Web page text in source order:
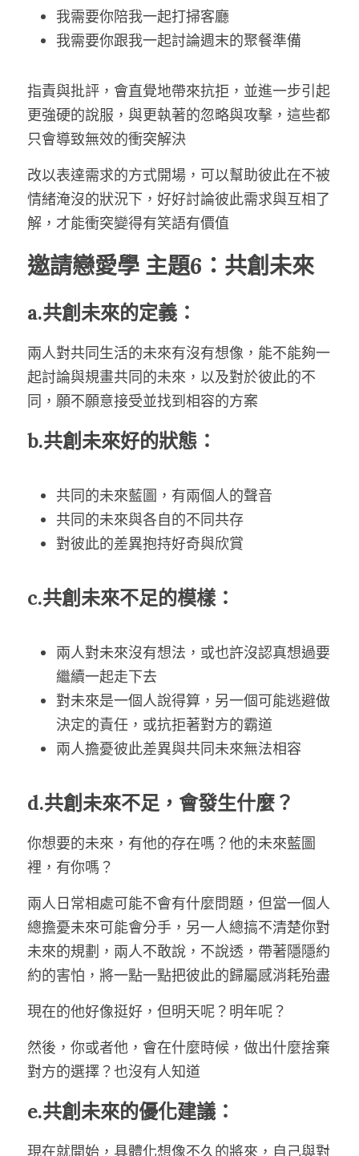
我需要你陪我一起打掃客廳
我需要你跟我一起討論週末的聚餐準備
指責與批評，會直覺地帶來抗拒，並進一步引起
更強硬的說服，與更執著的忽略與攻擊，這些都
只會導致無效的衝突解決
改以表達需求的方式開場，可以幫助彼此在不被
情緒淹沒的狀況下，好好討論彼此需求與互相了
解，才能衝突變得有笑語有價值
邀請戀愛學 主題6：共創未來
a.共創未來的定義：
兩人對共同生活的未來有沒有想像，能不能夠一
起討論與規畫共同的未來，以及對於彼此的不
同，願不願意接受並找到相容的方案
b.共創未來好的狀態：
共同的未來藍圖，有兩個人的聲音
共同的未來與各自的不同共存
對彼此的差異抱持好奇與欣賞
c.共創未來不足的模樣：
兩人對未來沒有想法，或也許沒認真想過要
繼續一起走下去
對未來是一個人說得算，另一個可能逃避做
決定的責任，或抗拒著對方的霸道
兩人擔憂彼此差異與共同未來無法相容
d.共創未來不足，會發生什麼？
你想要的未來，有他的存在嗎？他的未來藍圖
裡，有你嗎？
兩人日常相處可能不會有什麼問題，但當一個人
總擔憂未來可能會分手，另一人總搞不清楚你對
未來的規劃，兩人不敢說，不說透，帶著隱隱約
約的害怕，將一點一點把彼此的歸屬感消耗殆盡
現在的他好像挺好，但明天呢？明年呢？
然後，你或者他，會在什麼時候，做出什麼捨棄
對方的選擇？也沒有人知道
e.共創未來的優化建議：
現在就開始，具體化想像不久的將來，自己與對